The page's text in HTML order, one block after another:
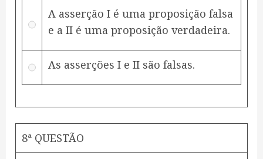
A asserção I é uma proposição falsa
e a II é uma proposição verdadeira.
As asserções I e II são falsas.
8ª QUESTÃO